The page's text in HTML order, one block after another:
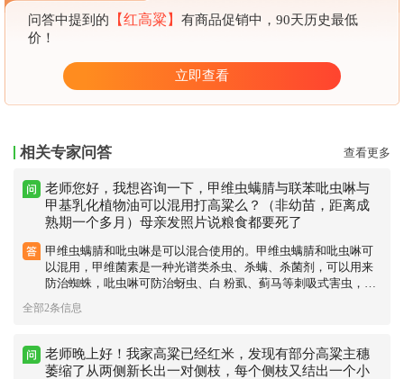
问答中提到的 【红高粱】 有商品促销中，90天历史最低
价！
立即查看
相关专家问答 查看更多
老师您好，我想咨询一下，甲维虫螨腈与联苯吡虫啉与
甲基乳化植物油可以混用打高粱么？（非幼苗，距离成
熟期一个多月）母亲发照片说粮食都要死了
甲维虫螨腈和吡虫啉是可以混合使用的。甲维虫螨腈和吡虫啉可
以混用，甲维菌素是一种光谱类杀虫、杀螨、杀菌剂，可以用来
防治蜘蛛，吡虫啉可防治蚜虫、白 粉虱、蓟马等刺吸式害虫，速
决的成分为甲维虫螨腈，可以防治玉米螟，小菜蛾、菜青虫、甜
菜夜蛾，甘蓝夜蛾、斜纹夜蛾、柑橘潜叶蛾、苹果卷叶蛾，蓟
防治红蜘蛛。
全部2条信息
老师晚上好！我家高粱已经红米，发现有部分高粱主穗
萎缩了从两侧新长出一对侧枝，每个侧枝又结出一个小